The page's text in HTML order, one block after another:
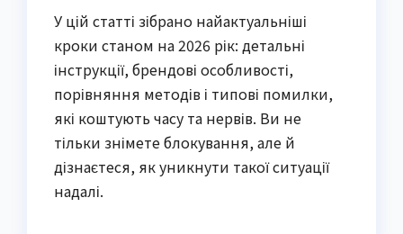
У цій статті зібрано найактуальніші
кроки станом на 2026 рік: детальні
інструкції, брендові особливості,
порівняння методів і типові помилки,
які коштують часу та нервів. Ви не
тільки знімете блокування, але й
дізнаєтеся, як уникнути такої ситуації
надалі.